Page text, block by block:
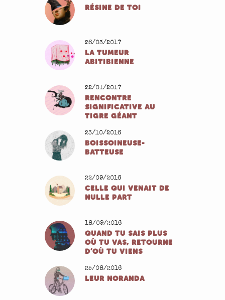
RÉSINE DE TOI
26/03/2017
LA TUMEUR
ABITIBIENNE
22/01/2017
RENCONTRE
SIGNIFICATIVE AU
TIGRE GÉANT
23/10/2016
BOISSOINEUSE-
BATTEUSE
22/09/2016
CELLE QUI VENAIT DE
NULLE PART
18/09/2016
QUAND TU SAIS PLUS
OÙ TU VAS, RETOURNE
D’OÙ TU VIENS
25/08/2016
LEUR NORANDA